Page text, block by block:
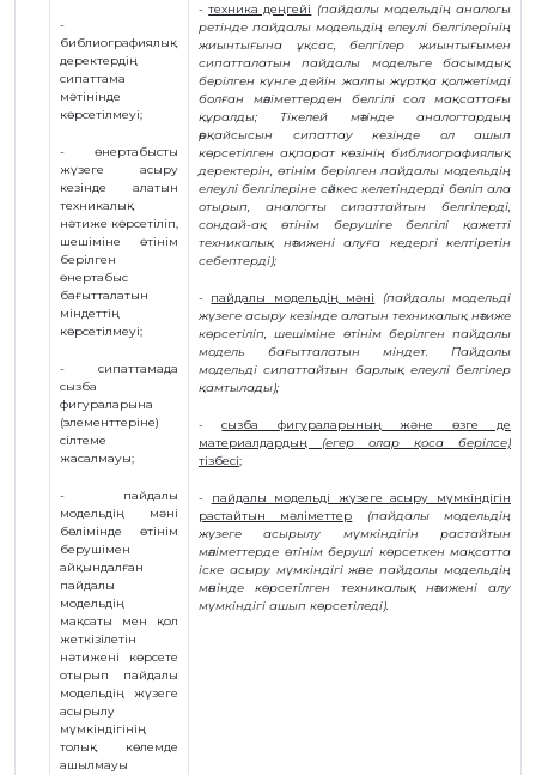
-
библиографиялық
деректердің
сипаттама
мәтінінде
көрсетілмеуі;
- өнертабысты
жүзеге асыру
кезінде алатын
техникалық
нәтиже көрсетіліп,
шешіміне өтінім
берілген
өнертабыс
бағытталатын
міндеттің
көрсетілмеуі;
- сипаттамада
сызба
фигураларына
(элементтеріне)
сілтеме
жасалмауы;
- пайдалы
модельдің мәні
бөлімінде өтінім
берушімен
айқындалған
пайдалы
модельдің
мақсаты мен қол
жеткізілетін
нәтижені көрсете
отырып пайдалы
модельдің жүзеге
асырылу
мүмкіндігінің
толық көлемде
ашылмауы
-техника деңгейі (пайдалы модельдің аналогы
ретінде пайдалы модельдің елеулі белгілерінің
жиынтығына ұқсас, белгілер жиынтығымен
сипатталатын пайдалы модельге басымдық
берілген күнге дейін жалпы жұртқа қолжетімді
болған мәліметтерден белгілі сол мақсаттағы
құралды; Тікелей мәтінде аналогтардың
әрқайсысын сипаттау кезінде ол ашып
көрсетілген ақпарат көзінің библиографиялық
деректерін, өтінім берілген пайдалы модельдің
елеулі белгілеріне сәйкес келетіндерді бөліп ала
отырып, аналогты сипаттайтын белгілерді,
сондай-ақ өтінім берушіге белгілі қажетті
техникалық нәтижені алуға кедергі келтіретін
себептерді);
- пайдалы модельдің мәні (пайдалы модельді
жүзеге асыру кезінде алатын техникалық нәтиже
көрсетіліп, шешіміне өтінім берілген пайдалы
модель бағытталатын міндет. Пайдалы
модельді сипаттайтын барлық елеулі белгілер
қамтылады);
-сызба фигураларының және өзге де
материалдардың (егер олар қоса берілсе)
тізбесі;
-
пайдалы модельді жүзеге асыру мүмкіндігін
растайтын мәліметтер
(пайдалы модельдің
жүзеге асырылу мүмкіндігін растайтын
мәліметтерде өтінім беруші көрсеткен мақсатта
іске асыру мүмкіндігі және пайдалы модельдің
мәнінде көрсетілген техникалық нәтижені алу
мүмкіндігі ашып көрсетіледі).